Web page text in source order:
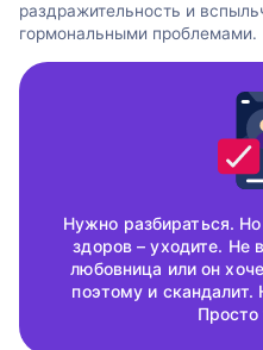
раздражительность и
гормональными проблемами.
Нужно разбираться.
здоров – уходите. Не
любовница или он
поэтому и
Просто